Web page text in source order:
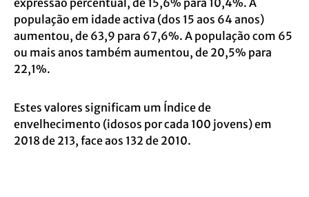
população em idade activa (dos 15 aos 64 anos)
aumentou, de 63,9 para 67,6%. A população com 65
ou mais anos também aumentou, de 20,5% para
22,1%.
Estes valores significam um Índice de
envelhecimento (idosos por cada 100 jovens) em
2018 de 213, face aos 132 de 2010.